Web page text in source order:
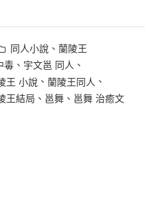
分
類:
同人小說 、 蘭陵王
毒 、 宇文邕 同人 、
王 小說 、 蘭陵王同人 、
王結局 、 邕舞 、 邕舞 治癒文